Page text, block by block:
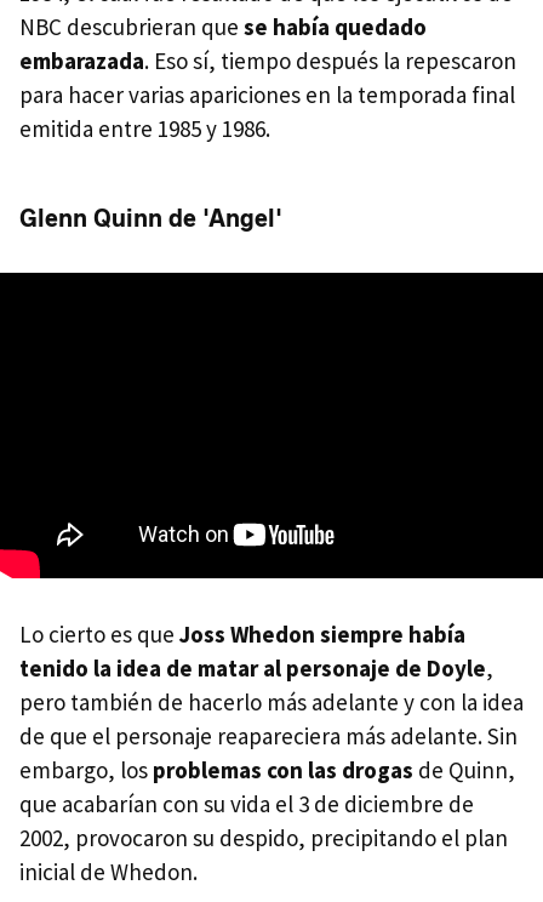
NBC descubrieran que se había quedado
embarazada. Eso sí, tiempo después la repescaron
para hacer varias apariciones en la temporada final
emitida entre 1985 y 1986.
Glenn Quinn de 'Angel'
Lo cierto es que Joss Whedon siempre había
tenido la idea de matar al personaje de Doyle,
pero también de hacerlo más adelante y con la idea
de que el personaje reapareciera más adelante. Sin
embargo, los problemas con las drogas de Quinn,
que acabarían con su vida el 3 de diciembre de
2002, provocaron su despido, precipitando el plan
inicial de Whedon.